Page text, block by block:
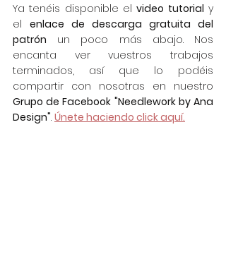
Ya tenéis disponible el video tutorial y
el enlace de descarga gratuita del
patrón un poco más abajo. Nos
encanta ver vuestros trabajos
terminados, así que lo podéis
Grupo de Facebook "Needlework by Ana
Design". Únete haciendo click aquí.